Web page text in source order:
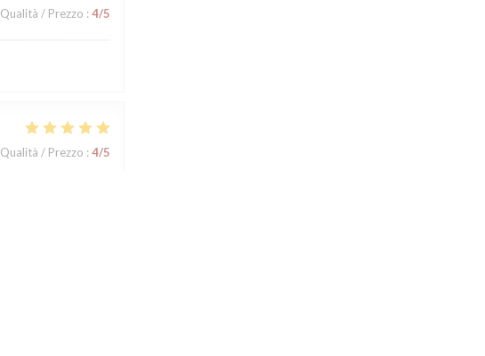
Qualità / Prezzo : 4/5
Qualità / Prezzo : 4/5